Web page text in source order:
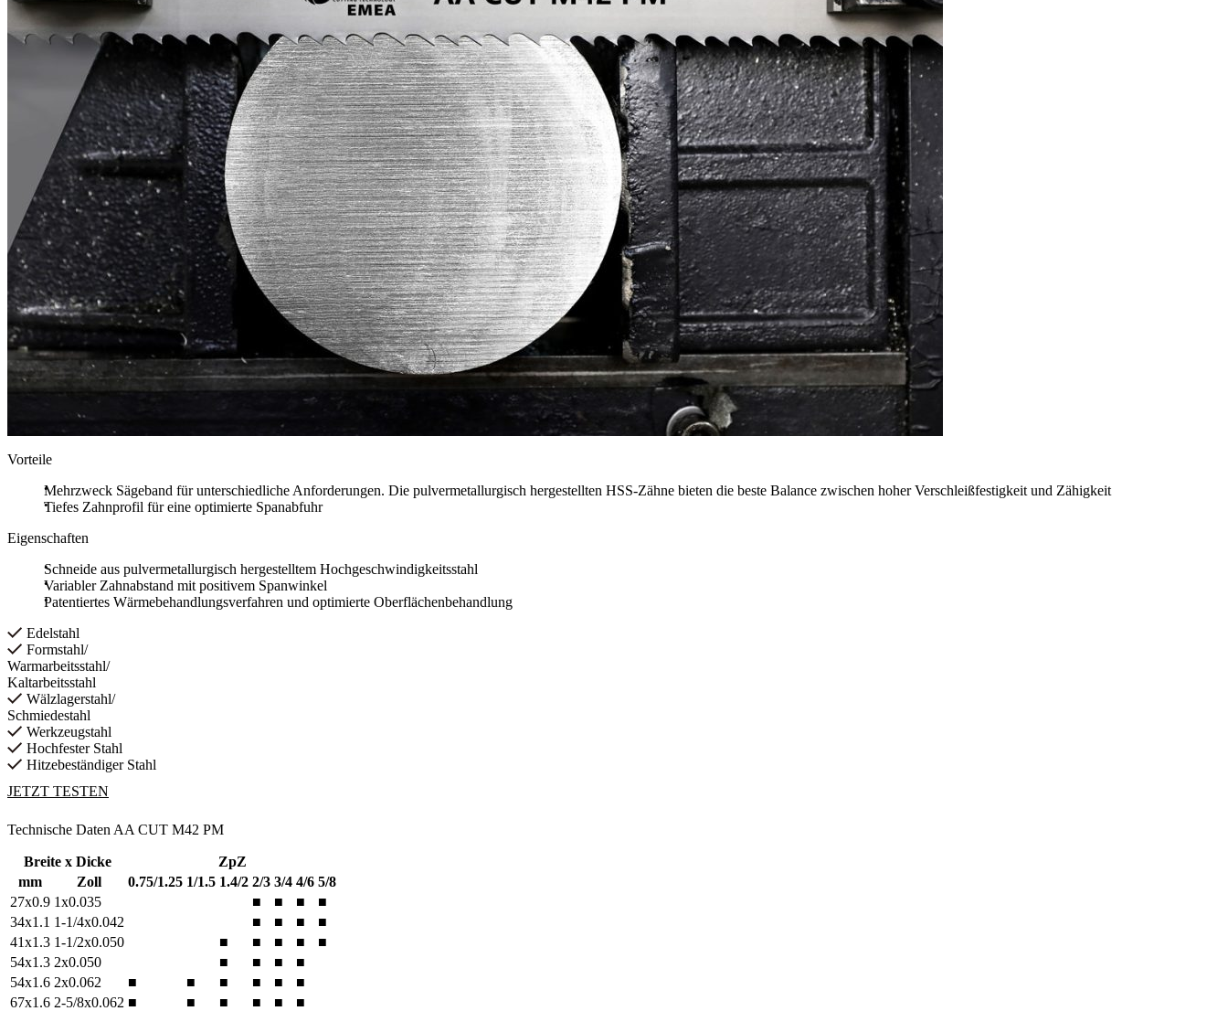
Vorteile
Mehrzweck Sägeband für unterschiedliche Anforderungen. Die pulvermetallurgisch hergestellten HSS-Zähne bieten die beste Balance zwischen hoher Verschleißfestigkeit und Zähigkeit
Tiefes Zahnprofil für eine optimierte Spanabfuhr
Eigenschaften
Schneide aus pulvermetallurgisch hergestelltem Hochgeschwindigkeitsstahl
Variabler Zahnabstand mit positivem Spanwinkel
Patentiertes Wärmebehandlungsverfahren und optimierte Oberflächenbehandlung
Edelstahl
Formstahl/
Warmarbeitsstahl/
Kaltarbeitsstahl
Wälzlagerstahl/
Schmiedestahl
Werkzeugstahl
Hochfester Stahl
Hitzebeständiger Stahl
JETZT TESTEN
Technische Daten AA CUT M42 PM
Breite x Dicke
ZpZ
mm
Zoll 0.75/1.25 1/1.5 1.4/2 2/3 3/4 4/6 5/8
27x0.9 1x0.035 ■ ■ ■
■
34x1.1 1-1/4x0.042 ■ ■ ■
■
41x1.3 1-1/2x0.050 ■ ■ ■ ■
■
54x1.3 2x0.050 ■ ■ ■
■
54x1.6 2x0.062 ■ ■ ■ ■ ■
■
67x1.6 2-5/8x0.062 ■ ■ ■ ■ ■
■